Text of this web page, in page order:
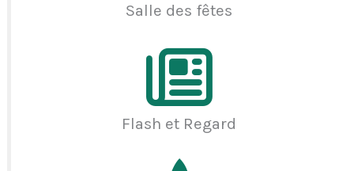
Salle des fêtes
Flash et Regard